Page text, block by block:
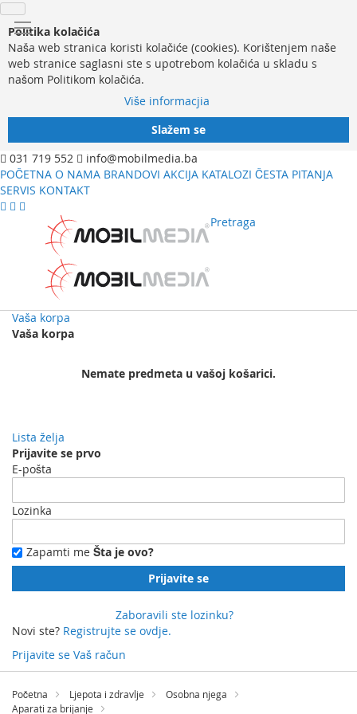
Politika kolačića
Naša web stranica koristi kolačiće (cookies). Korištenjem naše
web stranice saglasni ste s upotrebom kolačića u skladu s
našom Politikom kolačića.
Više informacjia
Slažem se
031 719 552
info@mobilmedia.ba
POČETNA O NAMA BRANDOVI AKCIJA KATALOZI ČESTA PITANJA
SERVIS KONTAKT
Pretraga
Vaša korpa
Vaša korpa
Nemate predmeta u vašoj košarici.
Lista želja
Prijavite se prvo
E-pošta
Lozinka
Zapamti me Šta je ovo?
Prijavite se
Zaboravili ste lozinku?
Novi ste? Registrujte se ovdje.
Prijavite se Vaš račun
Preskočite
sadržaj
Početna Ljepota i zdravlje
Osobna njega
Aparati za brijanje